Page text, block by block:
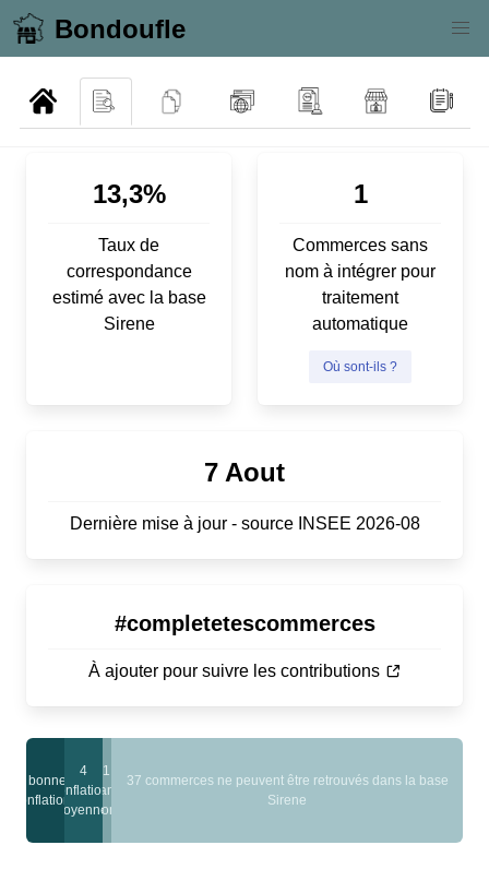
Bondoufle
13,3%
Taux de
correspondance
estimé avec la base
Sirene
1
Commerces sans
nom à intégrer pour
traitement
automatique
Où sont-ils ?
7 Aout
Dernière mise à jour - source INSEE 2026-08
#completetescommerces
À ajouter pour suivre les contributions
4 bonnes
conflations
4
conflations
moyennes
1
sans
nom
37 commerces ne peuvent être retrouvés dans la base
Sirene